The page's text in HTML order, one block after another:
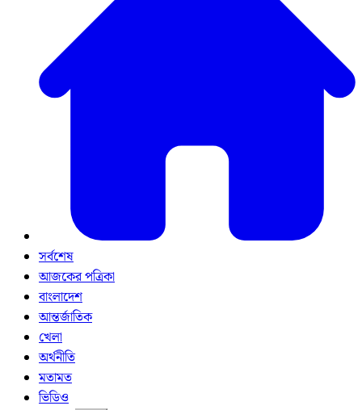
সর্বশেষ
আজকের পত্রিকা
বাংলাদেশ
আন্তর্জাতিক
খেলা
অর্থনীতি
মতামত
ভিডিও